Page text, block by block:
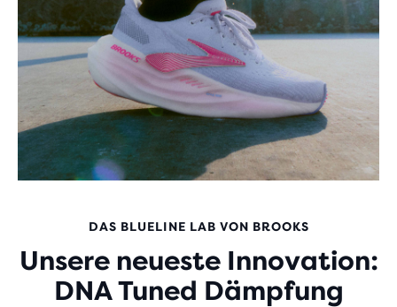
DAS BLUELINE LAB VON BROOKS
Unsere neueste Innovation:
DNA Tuned Dämpfung